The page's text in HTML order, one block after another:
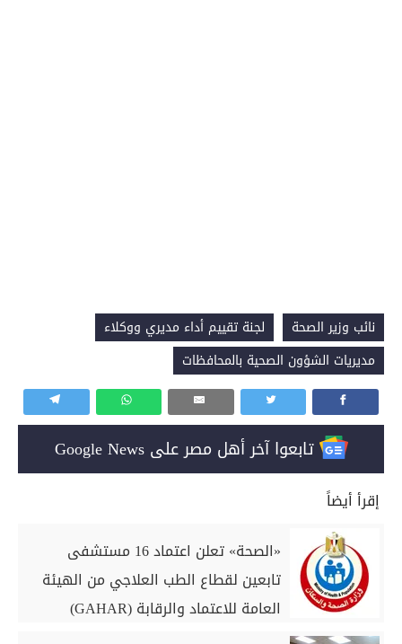
نائب وزير الصحة
لجنة تقييم أداء مديري ووكلاء
مديريات الشؤون الصحية بالمحافظات
تابعوا آخر أهل مصر على Google News
إقرأ أيضاً
«الصحة» تعلن اعتماد 16 مستشفى
تابعين لقطاع الطب العلاجي من الهيئة
العامة للاعتماد والرقابة (GAHAR)